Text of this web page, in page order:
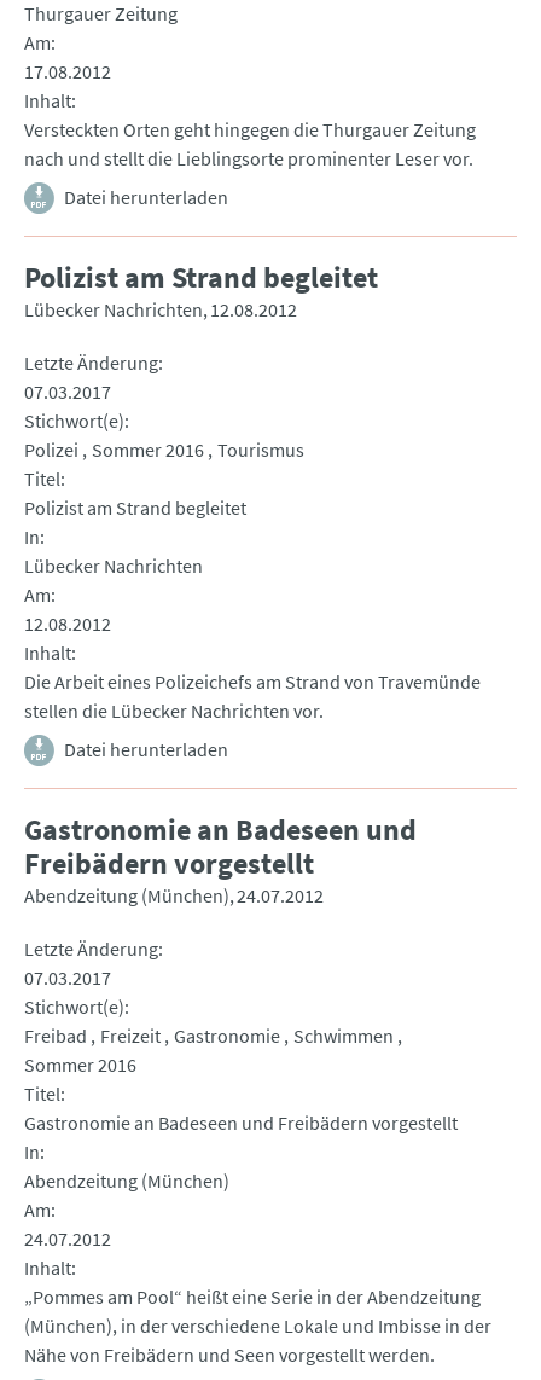
Thurgauer Zeitung
Am
17.08.2012
Inhalt
Versteckten Orten geht hingegen die Thurgauer Zeitung
nach und stellt die Lieblingsorte prominenter Leser vor.
Datei herunterladen
Polizist am Strand begleitet
Lübecker Nachrichten 12.08.2012
Letzte Änderung
07.03.2017
Stichwort(e)
Polizei
Sommer 2016 Tourismus
Titel
Polizist am Strand begleitet
In
Lübecker Nachrichten
Am
12.08.2012
Inhalt
Die Arbeit eines Polizeichefs am Strand von Travemünde
stellen die Lübecker Nachrichten vor.
Datei herunterladen
Gastronomie an Badeseen und
Freibädern vorgestellt
Abendzeitung (München) 24.07.2012
Letzte Änderung
07.03.2017
Stichwort(e)
Freibad
Freizeit Gastronomie Schwimmen
Sommer 2016
Titel
Gastronomie an Badeseen und Freibädern vorgestellt
In
Abendzeitung (München)
Am
24.07.2012
Inhalt
„Pommes am Pool“ heißt eine Serie in der Abendzeitung
(München), in der verschiedene Lokale und Imbisse in der
Nähe von Freibädern und Seen vorgestellt werden.